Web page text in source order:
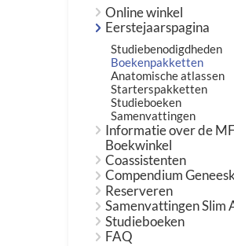
Online winkel
Eerstejaarspagina
Studiebenodigdheden
Boekenpakketten
Anatomische atlassen
Starterspakketten
Studieboeken
Samenvattingen
Informatie over de
Boekwinkel
Coassistenten
Compendium
Reserveren
Samenvattingen Slim
Studieboeken
FAQ